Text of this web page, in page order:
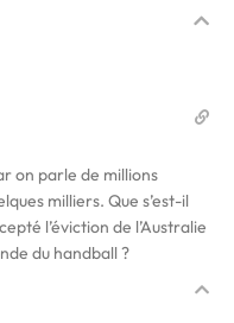
on parle de millions
milliers. Que s’est-il
l’éviction de l’Australie
du handball ?